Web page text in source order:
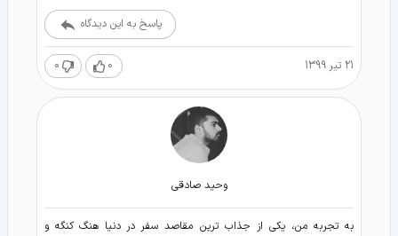
پاسخ به این دیدگاه
21 تیر 1399 0
0
وحید صادقی
به تجربه من، یکی از جذاب ترین مقاصد سفر در دنیا هنگ کنگه و